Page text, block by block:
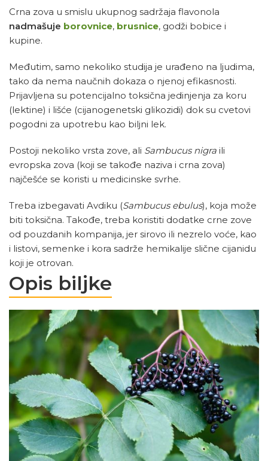
Crna zova u smislu ukupnog sadržaja flavonola
nadmašuje borovnice, brusnice, godži bobice i
kupine.
Međutim, samo nekoliko studija je urađeno na ljudima,
tako da nema naučnih dokaza o njenoj efikasnosti.
Prijavljena su potencijalno toksična jedinjenja za koru
(lektine) i lišće (cijanogenetski glikozidi) dok su cvetovi
pogodni za upotrebu kao biljni lek.
Postoji nekoliko vrsta zove, ali Sambucus nigra ili
evropska zova (koji se takođe naziva i crna zova)
najčešće se koristi u medicinske svrhe.
Treba izbegavati Avdiku (Sambucus ebulus), koja može
biti toksična. Takođe, treba koristiti dodatke crne zove
od pouzdanih kompanija, jer sirovo ili nezrelo voće, kao
i listovi, semenke i kora sadrže hemikalije slične cijanidu
koji je otrovan.
Opis biljke